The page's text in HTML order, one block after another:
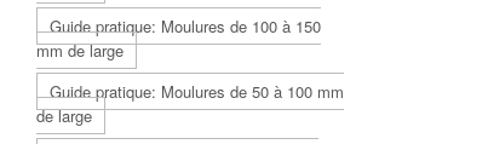
Guide pratique: Moulures de 100 à 150
mm de large
Guide pratique: Moulures de 50 à 100 mm
de large